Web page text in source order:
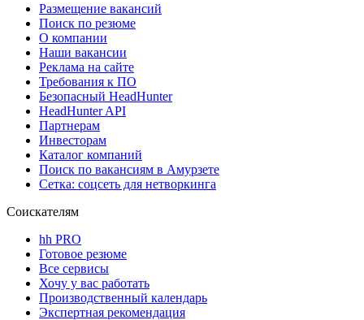
Размещение вакансий
Поиск по резюме
О компании
Наши вакансии
Реклама на сайте
Требования к ПО
Безопасный HeadHunter
HeadHunter API
Партнерам
Инвесторам
Каталог компаний
Поиск по вакансиям в Амурзете
Сетка: соцсеть для нетворкинга
Соискателям
hh PRO
Готовое резюме
Все сервисы
Хочу у вас работать
Производственный календарь
Экспертная рекомендация